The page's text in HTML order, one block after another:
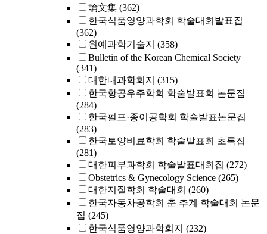
論文集 (362)
한국식품영양과학회 학술대회발표집
(362)
원예과학기술지 (358)
Bulletin of the Korean Chemical Society
(341)
대한내과학회지 (315)
한국항공우주학회 학술발표회 논문집
(284)
한국펄프·종이공학회 학술발표논문집
(283)
한국토양비료학회 학술발표회 초록집
(281)
대한피부과학회 학술발표대회집 (272)
Obstetrics & Gynecology Science (265)
대한지질학회 학술대회 (260)
한국자동차공학회 춘 추계 학술대회 논문
집 (245)
한국식품영양과학회지 (232)